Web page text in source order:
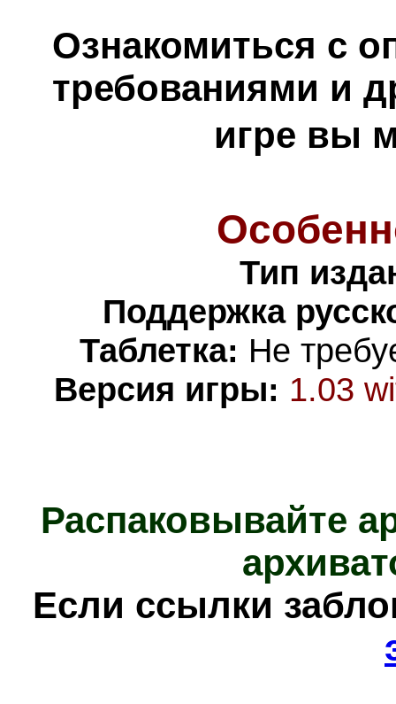
Ознакомиться с
требованиями и
игре вы
Тип
Поддержка
Таблетка: Не
Версия игры: 1.03
Распаковывайте
Если ссылки